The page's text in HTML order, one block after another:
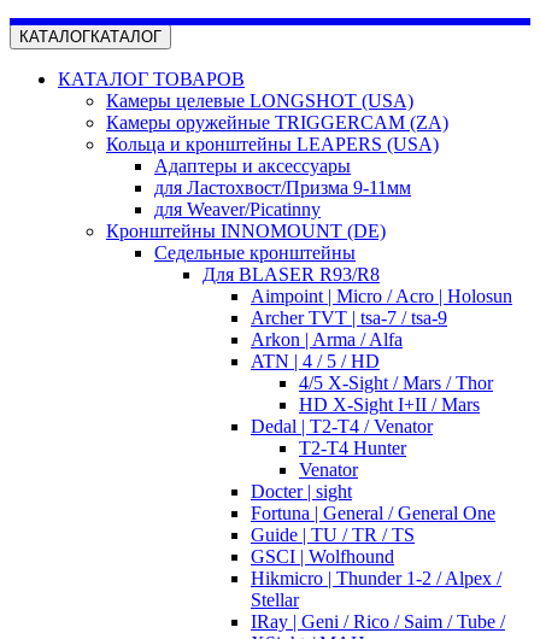
КАТАЛОГКАТАЛОГ
КАТАЛОГ ТОВАРОВ
Камеры целевые LONGSHOT (USA)
Камеры оружейные TRIGGERCAM (ZA)
Кольца и кронштейны LEAPERS (USA)
Адаптеры и аксессуары
для Ластохвост/Призма 9-11мм
для Weaver/Picatinny
Кронштейны INNOMOUNT (DE)
Седельные кронштейны
Для BLASER R93/R8
Aimpoint | Micro / Acro | Holosun
Archer TVT | tsa-7 / tsa-9
Arkon | Arma / Alfa
ATN | 4 / 5 / HD
4/5 X-Sight / Mars / Thor
HD X-Sight I+II / Mars
Dedal | T2-T4 / Venator
T2-T4 Hunter
Venator
Docter | sight
Fortuna | General / General One
Guide | TU / TR / TS
GSCI | Wolfhound
Hikmicro | Thunder 1-2 / Alpex /
Stellar
IRay | Geni / Rico / Saim / Tube /